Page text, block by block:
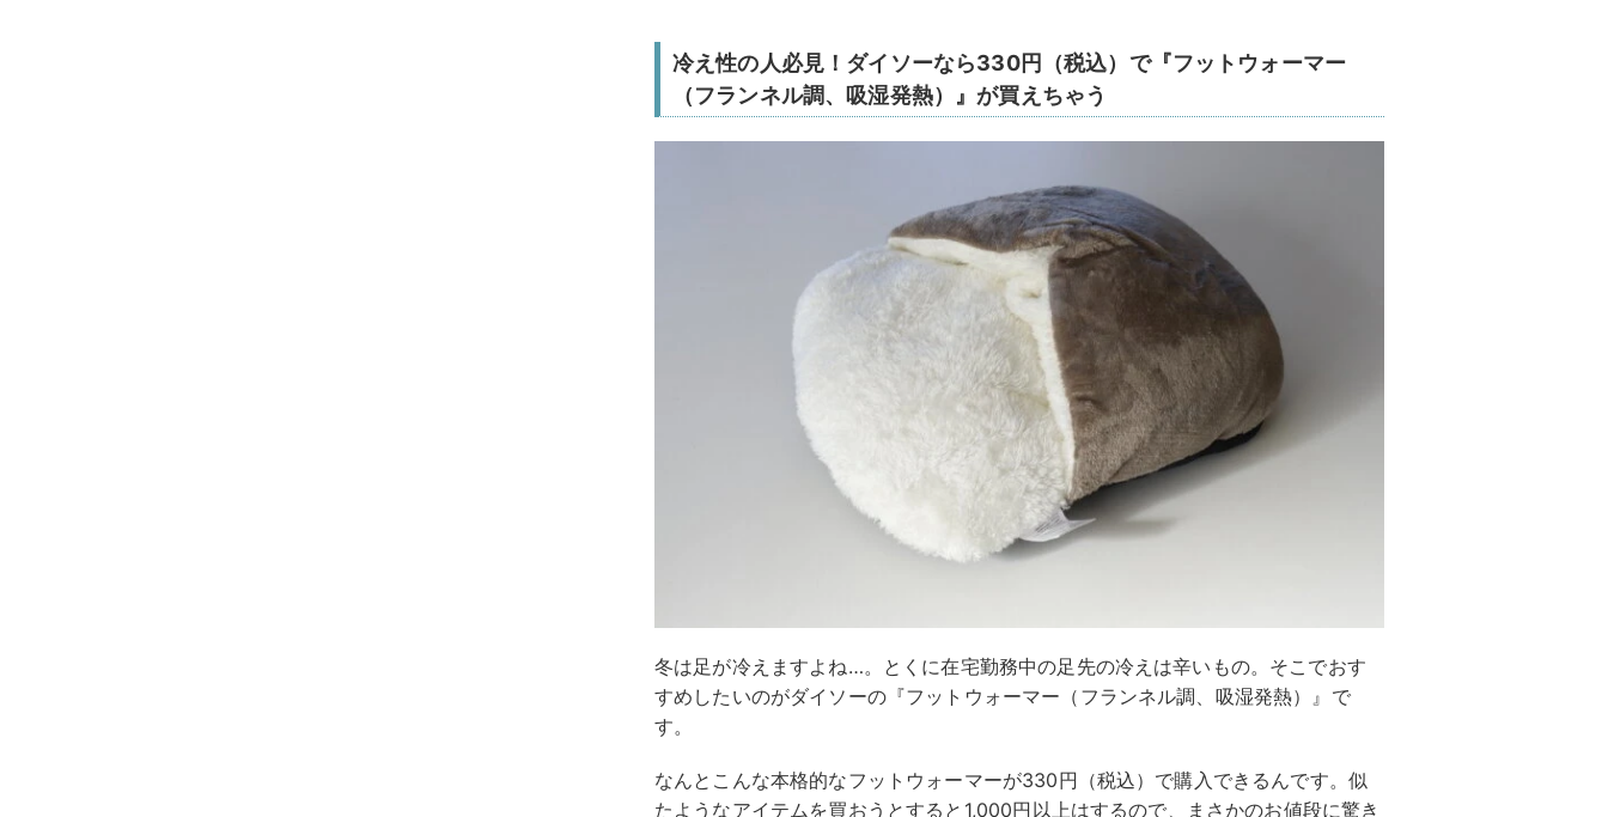
冷え性の人必見！ダイソーなら330円（税込）で『フットウォーマー
（フランネル調、吸湿発熱）』が買えちゃう
冬は足が冷えますよね…。とくに在宅勤務中の足先の冷えは辛いもの。そこでおす
すめしたいのがダイソーの『フットウォーマー（フランネル調、吸湿発熱）』で
す。
なんとこんな本格的なフットウォーマーが330円（税込）で購入できるんです。似
たようなアイテムを買おうとすると1,000円以上はするので、まさかのお値段に驚き